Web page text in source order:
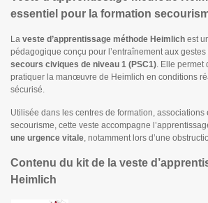
essentiel pour la formation
La veste d’apprentissage méthode Heimlich est
pédagogique conçu pour l’entraînement aux gestes
secours civiques de niveau 1 (PSC1). Elle permet
pratiquer la manœuvre de Heimlich en conditions
sécurisé.
Utilisée dans les centres de formation, associations
secourisme, cette veste accompagne
une urgence vitale, notamment lors d’une
Contenu du kit de la veste
Heimlich